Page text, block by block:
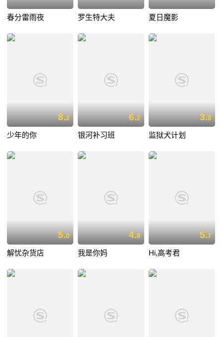
春分雷雨夜 罗生特大夫 夏日魔影
8.2
少年的你
6.2
银河补习班
3.8
监狱犬计划
5.0
解忧杂货店
4.8
我是你妈
5.7
Hi,高考君